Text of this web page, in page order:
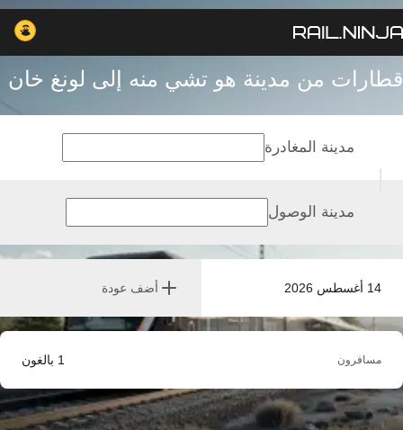
قطارات من مدينة هو تشي منه إلى لونغ خان
14 أغسطس 2026 أضف عودة
مدينة المغادرة
مدينة الوصول
مسافرون 1 بالغون